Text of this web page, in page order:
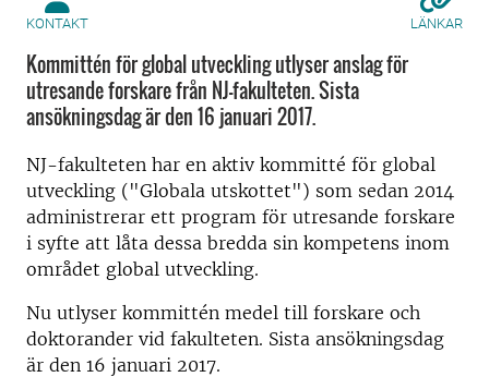
KONTAKT LÄNKAR
Kommittén för global utveckling utlyser anslag för
utresande forskare från NJ-fakulteten. Sista
ansökningsdag är den 16 januari 2017.
NJ-fakulteten har en aktiv kommitté för global
utveckling ("Globala utskottet") som sedan 2014
administrerar ett program för utresande forskare
i syfte att låta dessa bredda sin kompetens inom
området global utveckling.
Nu utlyser kommittén medel till forskare och
doktorander vid fakulteten. Sista ansökningsdag
är den 16 januari 2017.